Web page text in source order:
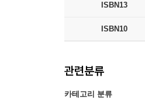
ISBN13
ISBN10
관련분류
카테고리 분류